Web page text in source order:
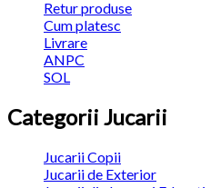
Retur produse
Cum platesc
Livrare
ANPC
SOL
Categorii Jucarii
Jucarii Copii
Jucarii de Exterior